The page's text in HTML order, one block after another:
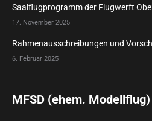
Saalflugprogramm der Flugwerft
17. November 2025
Rahmenausschreibungen und
6. Februar 2025
MFSD (ehem.